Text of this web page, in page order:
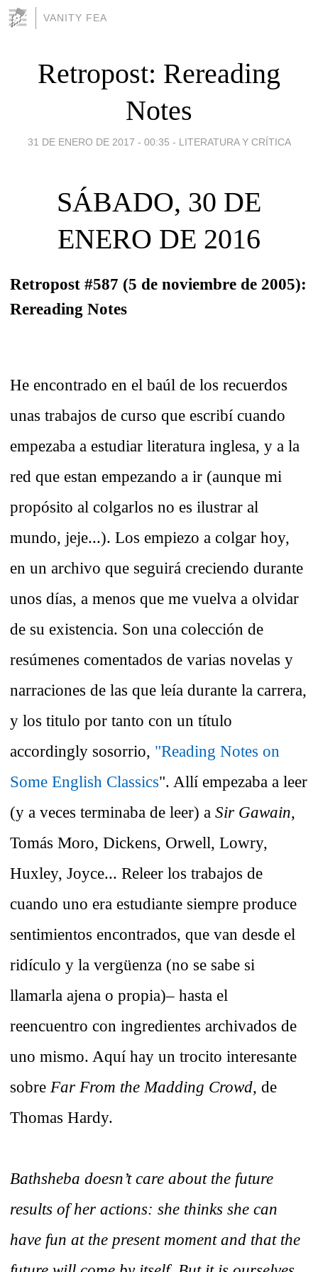
VANITY FEA
Retropost: Rereading
Notes
31 DE ENERO DE 2017 - 00:35 - LITERATURA Y CRÍTICA
SÁBADO, 30 DE
ENERO DE 2016
Retropost #587 (5 de noviembre de 2005):
Rereading Notes
He encontrado en el baúl de los recuerdos
unas trabajos de curso que escribí cuando
empezaba a estudiar literatura inglesa, y a la
red que estan empezando a ir (aunque mi
propósito al colgarlos no es ilustrar al
mundo, jeje...). Los empiezo a colgar hoy,
en un archivo que seguirá creciendo durante
unos días, a menos que me vuelva a olvidar
de su existencia. Son una colección de
resúmenes comentados de varias novelas y
narraciones de las que leía durante la carrera,
y los titulo por tanto con un título
accordingly sosorrio, "Reading Notes on
Some English Classics". Allí empezaba a leer
(y a veces terminaba de leer) a Sir Gawain,
Tomás Moro, Dickens, Orwell, Lowry,
Huxley, Joyce... Releer los trabajos de
cuando uno era estudiante siempre produce
sentimientos encontrados, que van desde el
ridículo y la vergüenza (no se sabe si
llamarla ajena o propia)– hasta el
reencuentro con ingredientes archivados de
uno mismo. Aquí hay un trocito interesante
sobre Far From the Madding Crowd, de
Thomas Hardy.
Bathsheba doesn’t care about the future
results of her actions: she thinks she can
have fun at the present moment and that the